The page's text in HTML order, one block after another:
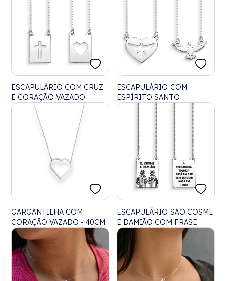
ESCAPULÁRIO COM CRUZ
E CORAÇÃO VAZADO
ESCAPULÁRIO COM
ESPÍRITO SANTO
GARGANTILHA COM
CORAÇÃO VAZADO - 40CM
ESCAPULÁRIO SÃO COSME
E DAMIÃO COM FRASE